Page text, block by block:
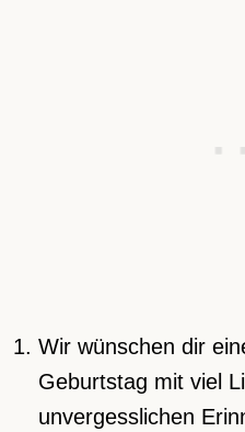
Wir wünschen dir
Geburtstag mit viel
unvergesslichen